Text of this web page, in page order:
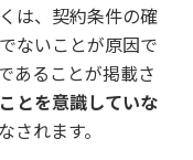
は、契約条件の確
ないことが原因で
あることが掲載さ
とを意識していな
されます。